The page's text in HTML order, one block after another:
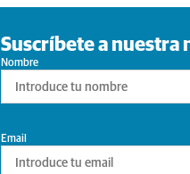
Suscríbete a nuestra
Nombre
Email